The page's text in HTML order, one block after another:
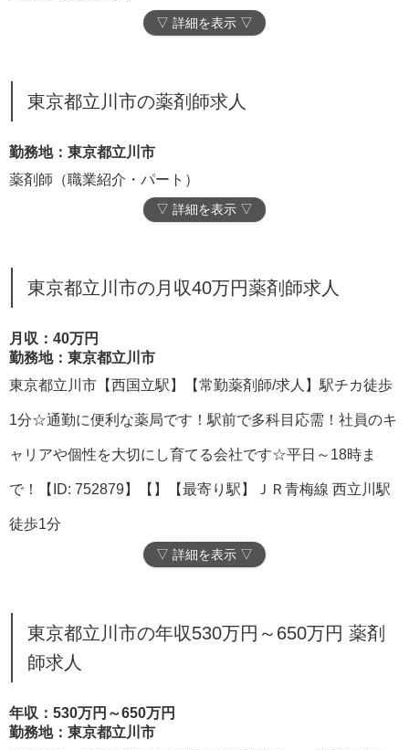
▽ 詳細を表示 ▽
東京都立川市の薬剤師求人
勤務地：東京都立川市
薬剤師（職業紹介・パート）
▽ 詳細を表示 ▽
東京都立川市の月収40万円薬剤師求人
月収：40万円
勤務地：東京都立川市
東京都立川市【西国立駅】【常勤薬剤師/求人】駅チカ徒歩
1分☆通勤に便利な薬局です！駅前で多科目応需！社員のキ
ャリアや個性を大切にし育てる会社です☆平日～18時ま
で！【ID: 752879】【】【最寄り駅】ＪＲ青梅線 西立川駅
徒歩1分
▽ 詳細を表示 ▽
東京都立川市の年収530万円～650万円 薬剤
師求人
年収：530万円～650万円
勤務地：東京都立川市